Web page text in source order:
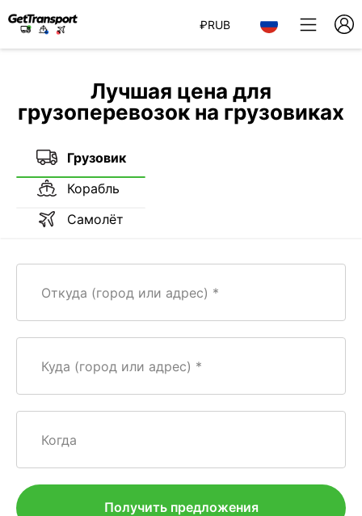
₽RUB
Лучшая цена для
грузоперевозок на грузовиках
Грузовик
Корабль
Самолёт
Откуда (город или адрес)
Куда (город или адрес)
Когда
Получить предложения